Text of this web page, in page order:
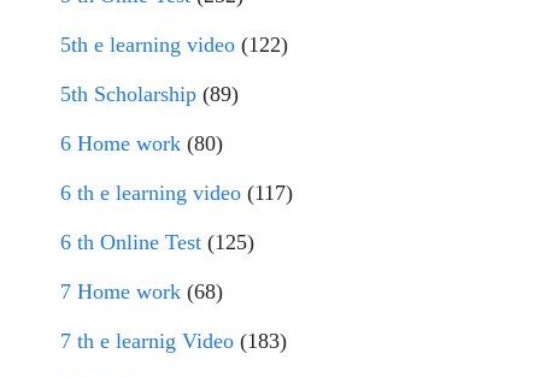
5th e learning video (122)
5th Scholarship (89)
6 Home work (80)
6 th e learning video (117)
6 th Online Test (125)
7 Home work (68)
7 th e learnig Video (183)